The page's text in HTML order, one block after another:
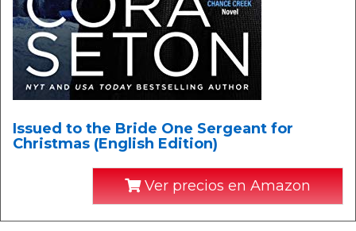
Issued to the Bride One Sergeant for
Christmas (English Edition)
Ver precios en Amazon